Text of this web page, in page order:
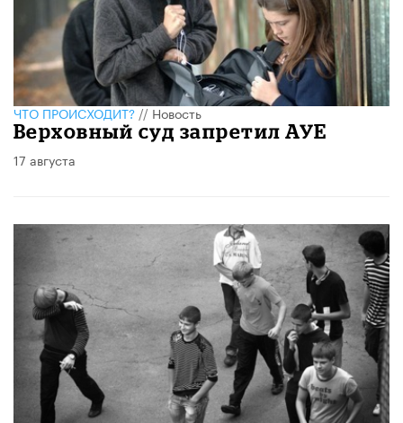
ЧТО ПРОИСХОДИТ?//Новость
Верховный суд запретил АУЕ
17 августа